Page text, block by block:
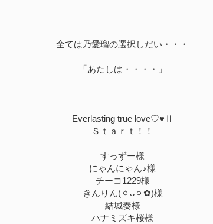
全ては乃愛瑠の選択しだい・・・
「あたしは・・・・」
Everlasting true love♡♥Ⅱ
Ｓｔａｒｔ！！
すっずー様
にゃんにゃん♪様
チーコ1229様
きんりん(ㆁᴗㆁ✿)様
結城奏様
ハナミズキ桜様